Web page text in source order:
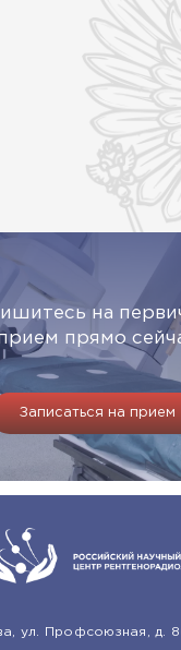
на
прямо
Записаться на прием
ул. Профсоюзная, д.